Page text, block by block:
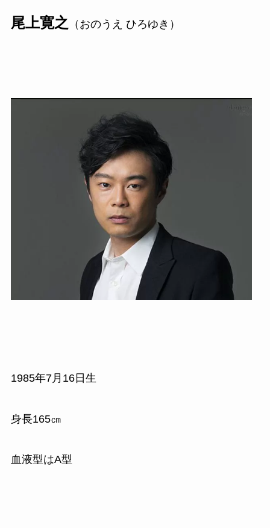
尾上寛之 （おのうえ ひろゆき）
1985年7月 16日生
身長165㎝
血液型はA型